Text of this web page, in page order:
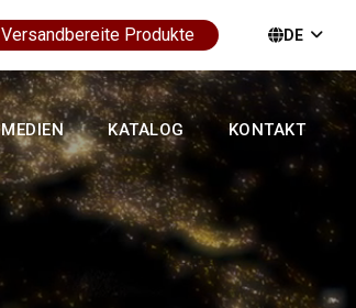
Versandbereite Produkte DE
MEDIEN KATALOG KONTAKT